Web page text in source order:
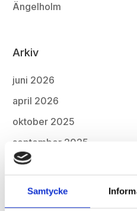
Samtycke
Ängelholm
Arkiv
juni 2026
april 2026
oktober 2025
september 2025
mars 2025
juni 2024